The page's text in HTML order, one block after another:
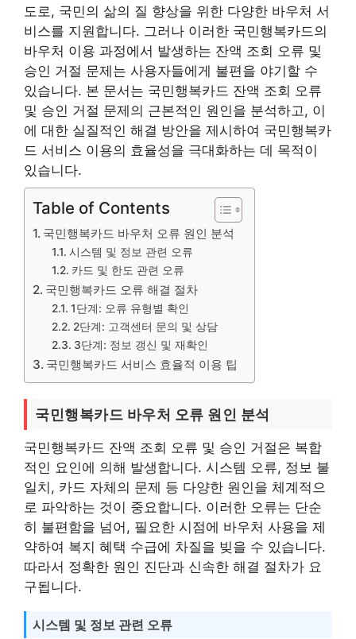
도로, 국민의 삶의 질 향상을 위한 다양한 바우처 서
비스를 지원합니다. 그러나 이러한 국민행복카드의
바우처 이용 과정에서 발생하는 잔액 조회 오류 및
승인 거절 문제는 사용자들에게 불편을 야기할 수
있습니다. 본 문서는 국민행복카드 잔액 조회 오류
및 승인 거절 문제의 근본적인 원인을 분석하고, 이
에 대한 실질적인 해결 방안을 제시하여 국민행복카
드 서비스 이용의 효율성을 극대화하는 데 목적이
있습니다.
Table of Contents
국민행복카드 바우처 오류 원인 분석
시스템 및 정보 관련 오류
카드 및 한도 관련 오류
국민행복카드 오류 해결 절차
1단계: 오류 유형별 확인
2단계: 고객센터 문의 및 상담
3단계: 정보 갱신 및 재확인
국민행복카드 서비스 효율적 이용 팁
국민행복카드 바우처 오류 원인 분석
국민행복카드 잔액 조회 오류 및 승인 거절은 복합
적인 요인에 의해 발생합니다. 시스템 오류, 정보 불
일치, 카드 자체의 문제 등 다양한 원인을 체계적으
로 파악하는 것이 중요합니다. 이러한 오류는 단순
히 불편함을 넘어, 필요한 시점에 바우처 사용을 제
약하여 복지 혜택 수급에 차질을 빚을 수 있습니다.
따라서 정확한 원인 진단과 신속한 해결 절차가 요
구됩니다.
시스템 및 정보 관련 오류